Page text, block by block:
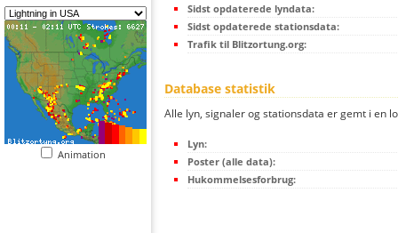
Animation
Sidst opdaterede lyndata:
Sidst opdaterede stationsdata:
Trafik til Blitzortung.org:
Database statistik
Alle lyn, signaler og stationsdata er gemt i en
Lyn:
Poster (alle data):
Hukommelsesforbrug: